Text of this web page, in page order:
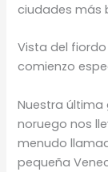
ciudades más
Vista del
comienzo
Nuestra
noruego nos
menudo
pequeña